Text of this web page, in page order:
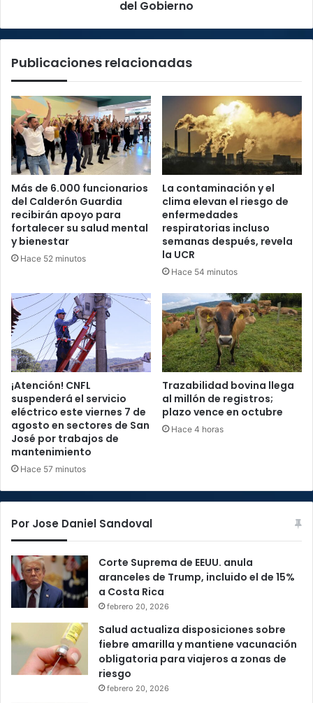
Gobierno
del Gobierno
Publicaciones relacionadas
Más de 6.000 funcionarios
del Calderón Guardia
recibirán apoyo para
fortalecer su salud mental
y bienestar
Hace 52 minutos
La contaminación y el
clima elevan el riesgo de
enfermedades
respiratorias incluso
semanas después, revela
la UCR
Hace 54 minutos
¡Atención! CNFL
suspenderá el servicio
eléctrico este viernes 7 de
agosto en sectores de San
José por trabajos de
mantenimiento
Hace 57 minutos
Trazabilidad bovina llega
al millón de registros;
plazo vence en octubre
Hace 4 horas
Por Jose Daniel Sandoval
Corte Suprema de EEUU. anula
aranceles de Trump, incluido el de 15%
a Costa Rica
febrero 20, 2026
Salud actualiza disposiciones sobre
fiebre amarilla y mantiene vacunación
obligatoria para viajeros a zonas de
riesgo
febrero 20, 2026